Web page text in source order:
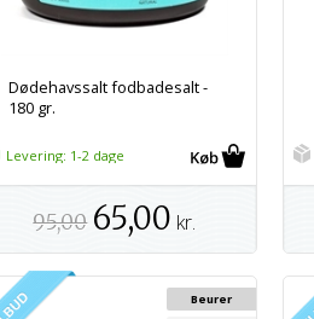
Dødehavssalt fodbadesalt -
180 gr.
Levering: 1-2 dage
95,00 65,00 kr.
Beurer